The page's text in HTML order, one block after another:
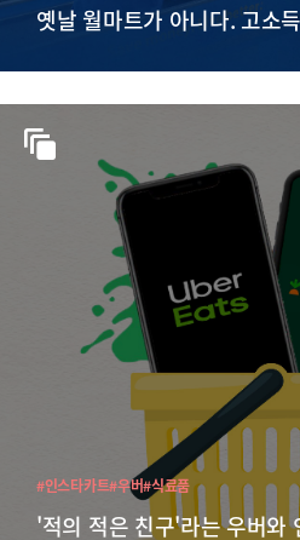
옛날 월마트가 아니다. 고소
'적의 적은 친구'라는 우버와
#인스타카트#우버#식료품